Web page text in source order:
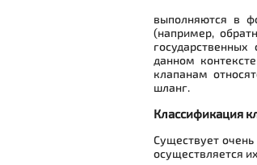
выполняются в
(например,
данном
клапанам
шланг.
Классификация
Существует
осуществляется